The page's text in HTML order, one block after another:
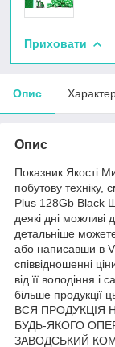
Приховати
Опис
Опис
Показник Якості
побутову
Plus 128Gb Black
деякі дні можливі
детальніше
або написавши в
співвідношенні
від її володіння
більше продукції
ВСЯ ПРОДУКЦІЯ
БУДЬ-ЯКОГО
ЗАВОДСЬКИЙ